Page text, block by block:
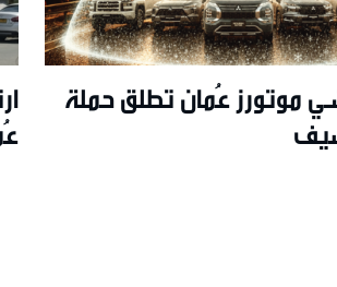
موتورز عُمان تطلق حملة